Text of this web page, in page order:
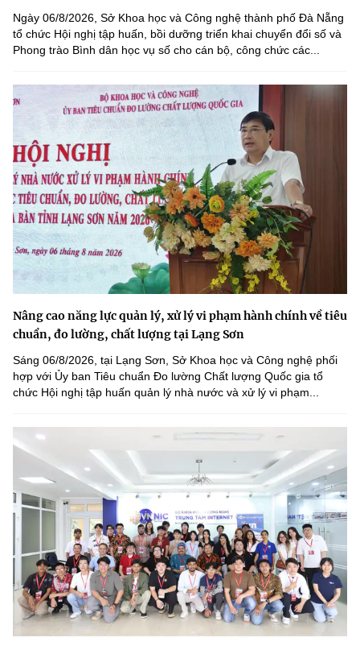
Ngày 06/8/2026, Sở Khoa học và Công nghệ thành phố Đà Nẵng
tổ chức Hội nghị tập huấn, bồi dưỡng triển khai chuyển đổi số và
Phong trào Bình dân học vụ số cho cán bộ, công chức các...
Nâng cao năng lực quản lý, xử lý vi phạm hành chính về tiêu
chuẩn, đo lường, chất lượng tại Lạng Sơn
Sáng 06/8/2026, tại Lạng Sơn, Sở Khoa học và Công nghệ phối
hợp với Ủy ban Tiêu chuẩn Đo lường Chất lượng Quốc gia tổ
chức Hội nghị tập huấn quản lý nhà nước và xử lý vi phạm...